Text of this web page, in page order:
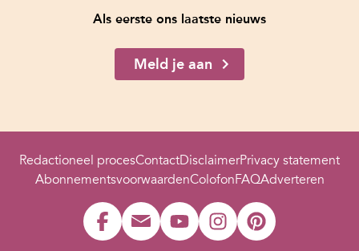
Als eerste ons laatste nieuws
Meld je aan
Redactioneel procesContactDisclaimerPrivacy statement
AbonnementsvoorwaardenColofonFAQAdverteren